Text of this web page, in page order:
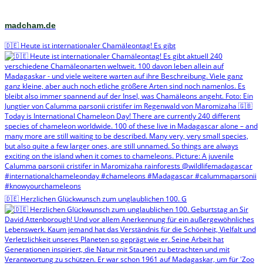
madcham.de
🇩🇪 Heute ist internationaler Chamäleontag! Es gibt
🇩🇪 Herzlichen Glückwunsch zum unglaublichen 100. G